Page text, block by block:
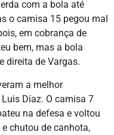
com a bola até
o camisa 15 pegou mal
em cobrança de
bem, mas a bola
direita de Vargas.
a melhor
Díaz. O camisa 7
na defesa e voltou
chutou de canhota,